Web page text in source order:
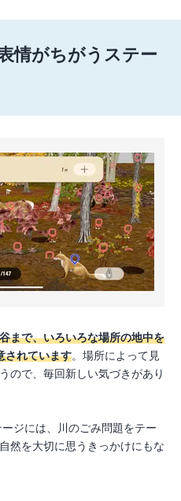
情がちがうステー
まで、いろいろな場所の地中を
されています。場所によって見
ので、毎回新しい気づきがあり
ジには、川のごみ問題をテー
然を大切に思うきっかけにもな